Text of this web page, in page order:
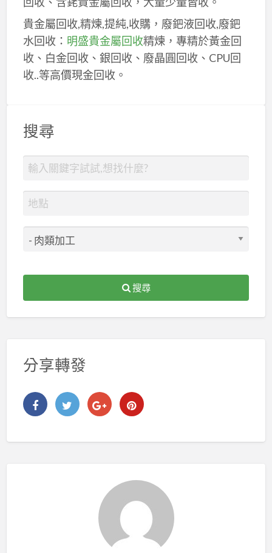
貴金屬回收,精煉,提純,收購，廢鈀液回收,廢鈀
水回收： 明盛貴金屬回收精煉，專精於黃金回
收、白金回收、銀回收、廢晶圓回收、CPU回
收..等高價現金回收。
搜尋
搜尋
分享轉發